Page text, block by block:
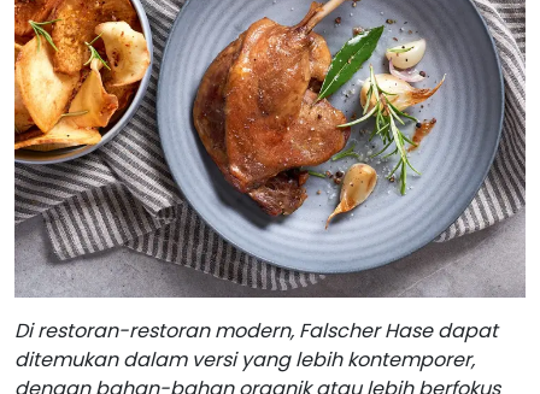
Di restoran-restoran modern, Falscher Hase dapat
ditemukan dalam versi yang lebih kontemporer,
dengan bahan-bahan organik atau lebih berfokus